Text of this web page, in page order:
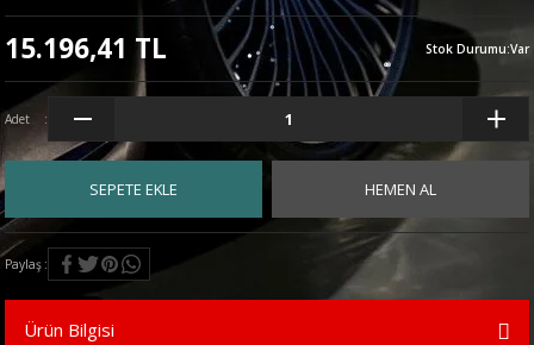
15.196,41 TL Stok Durumu:Var
Adet
SEPETE EKLE HEMEN AL
Paylaş
Ürün Bilgisi